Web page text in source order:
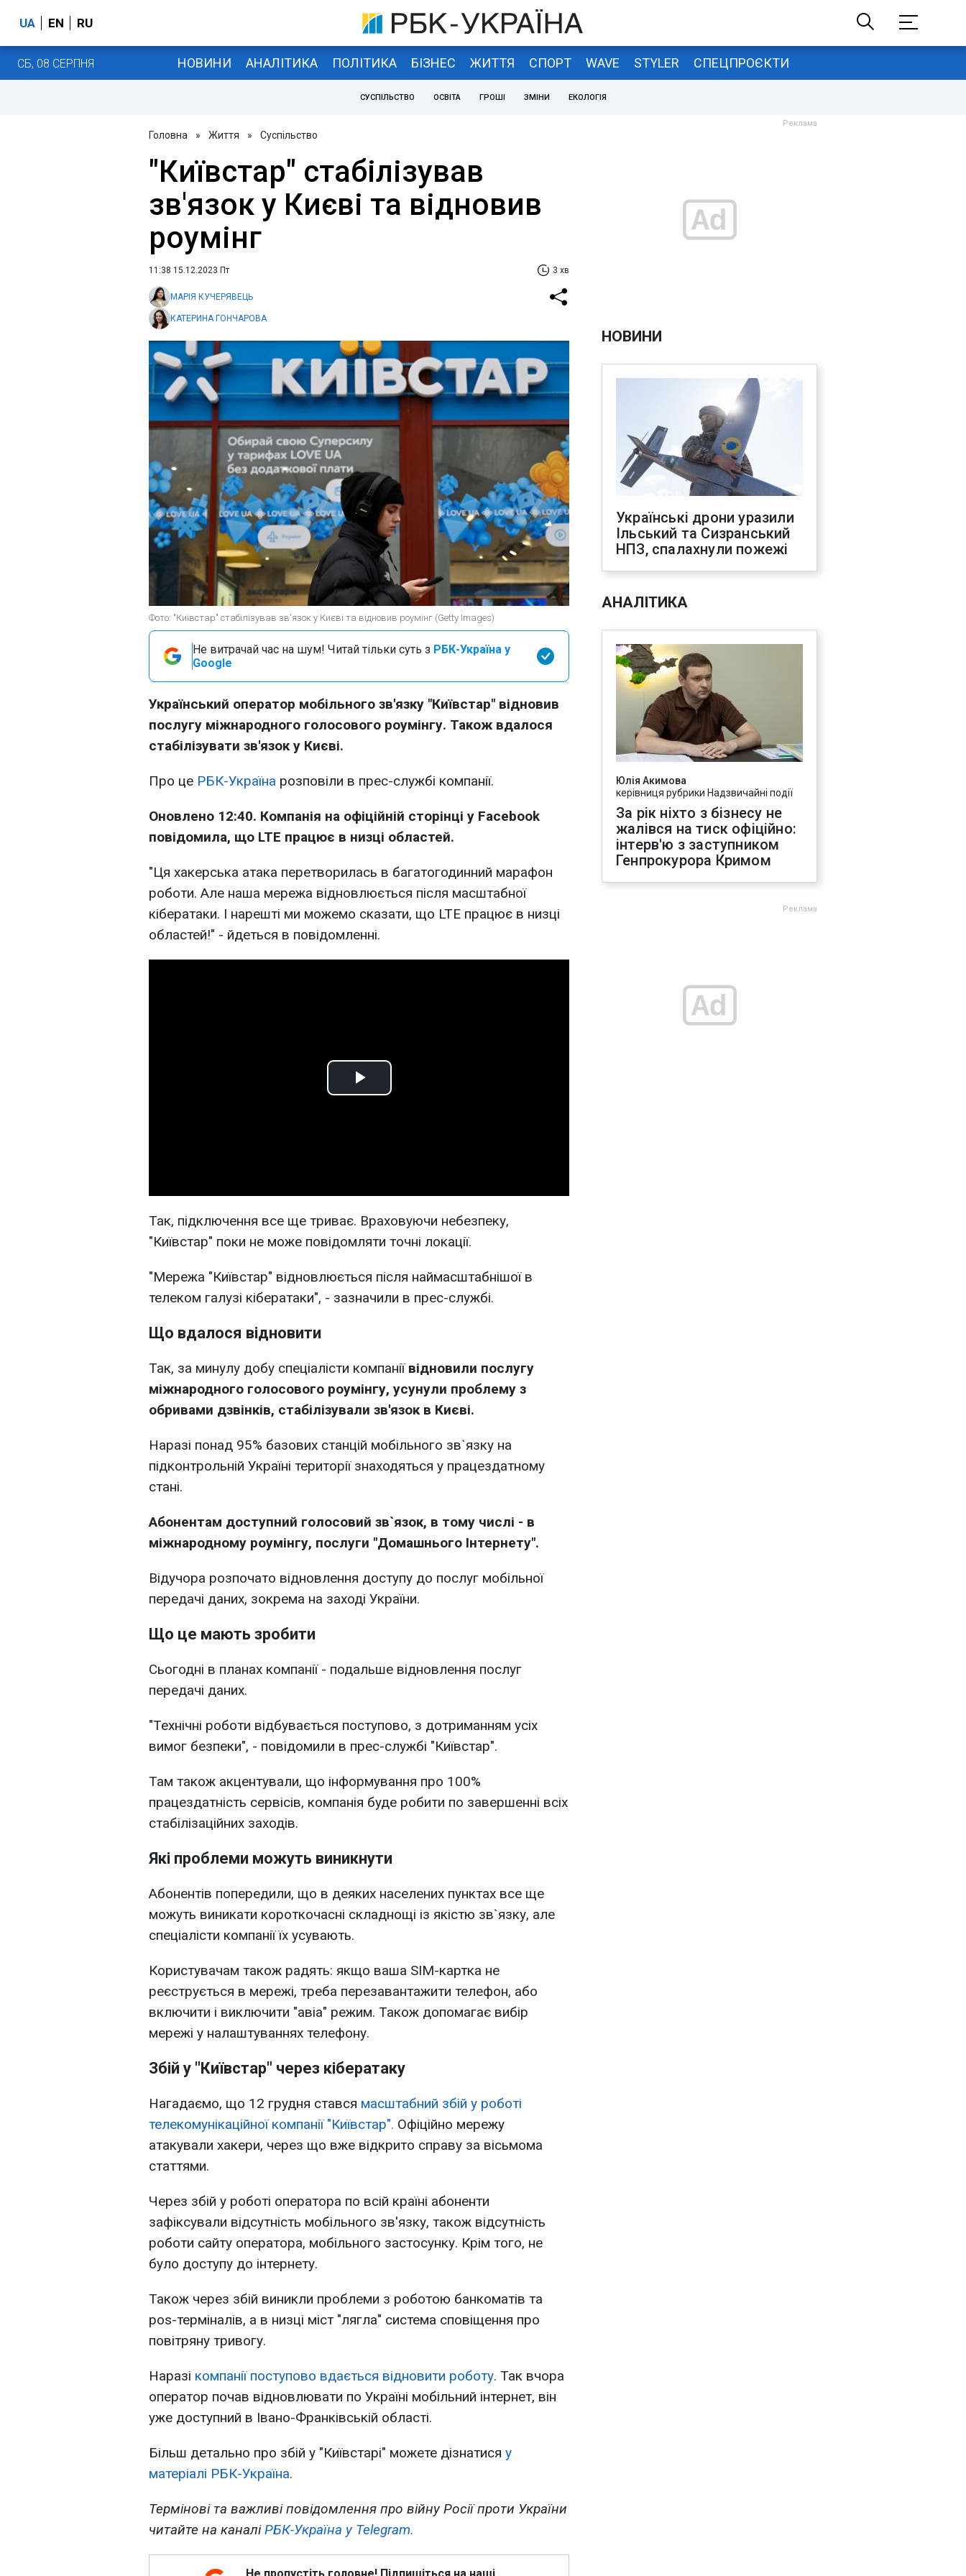
UA EN RU
СБ, 08 СЕРПНЯ НОВИНИ АНАЛІТИКА ПОЛІТИКА БІЗНЕС ЖИТТЯ СПОРТ WAVE STYLER СПЕЦПРОЄКТИ
СУСПІЛЬСТВО ОСВІТА ГРОШІ ЗМІНИ ЕКОЛОГІЯ
Головна » Життя » Суспільство
"Київстар" стабілізував
зв'язок у Києві та відновив
роумінг
11:38 15.12.2023 Пт 3 хв
МАРІЯ КУЧЕРЯВЕЦЬ
КАТЕРИНА ГОНЧАРОВА
Фото: "Київстар" стабілізував зв'язок у Києві та відновив роумінг (Getty Images)
Не витрачай час на шум! Читай тільки суть з РБК-Україна у
Google
Український оператор мобільного зв'язку "Київстар" відновив
послугу міжнародного голосового роумінгу. Також вдалося
стабілізувати зв'язок у Києві.
Про це РБК-Україна розповіли в прес-службі компанії.
Оновлено 12:40. Компанія на офіційній сторінці у Facebook
повідомила, що LTE працює в низці областей.
"Ця хакерська атака перетворилась в багатогодинний марафон
роботи. Але наша мережа відновлюється після масштабної
кібератаки. І нарешті ми можемо сказати, що LTE працює в низці
областей!" - йдеться в повідомленні.
Play
Так, підключення все ще триває. Враховуючи небезпеку,
"Київстар" поки не може повідомляти точні локації.
"Мережа "Київстар" відновлюється після наймасштабнішої в
телеком галузі кібератаки", - зазначили в прес-службі.
Що вдалося відновити
Так, за минулу добу спеціалісти компанії відновили послугу
міжнародного голосового роумінгу, усунули проблему з
обривами дзвінків, стабілізували зв'язок в Києві.
Наразі понад 95% базових станцій мобільного зв`язку на
підконтрольній Україні території знаходяться у працездатному
стані.
Абонентам доступний голосовий зв`язок, в тому числі - в
міжнародному роумінгу, послуги "Домашнього Інтернету".
Відучора розпочато відновлення доступу до послуг мобільної
передачі даних, зокрема на заході України.
Що це мають зробити
Сьогодні в планах компанії - подальше відновлення послуг
передачі даних.
"Технічні роботи відбувається поступово, з дотриманням усіх
вимог безпеки", - повідомили в прес-службі "Київстар".
Там також акцентували, що інформування про 100%
працездатність сервісів, компанія буде робити по завершенні всіх
стабілізаційних заходів.
Які проблеми можуть виникнути
Абонентів попередили, що в деяких населених пунктах все ще
можуть виникати короткочасні складнощі із якістю зв`язку, але
спеціалісти компанії їх усувають.
Користувачам також радять: якщо ваша SIM-картка не
реєструється в мережі, треба перезавантажити телефон, або
включити і виключити "авіа" режим. Також допомагає вибір
мережі у налаштуваннях телефону.
Збій у "Київстар" через кібератаку
Нагадаємо, що 12 грудня стався масштабний збій у роботі
телекомунікаційної компанії "Київстар". Офіційно мережу
атакували хакери, через що вже відкрито справу за вісьмома
статтями.
Через збій у роботі оператора по всій країні абоненти
зафіксували відсутність мобільного зв'язку, також відсутність
роботи сайту оператора, мобільного застосунку. Крім того, не
було доступу до інтернету.
Також через збій виникли проблеми з роботою банкоматів та
pos-терміналів, а в низці міст "лягла" система сповіщення про
повітряну тривогу.
Наразі компанії поступово вдається відновити роботу. Так вчора
оператор почав відновлювати по Україні мобільний інтернет, він
уже доступний в Івано-Франківській області.
Більш детально про збій у "Київстарі" можете дізнатися у
матеріалі РБК-Україна.
Термінові та важливі повідомлення про війну Росії проти України
читайте на каналі РБК-Україна у Telegram.
НОВИНИ
Українські дрони уразили
Ільський та Сизранський
НПЗ, спалахнули пожежі
АНАЛІТИКА
Юлія Акимова
керівниця рубрики Надзвичайні події
За рік ніхто з бізнесу не
жалівся на тиск офіційно:
інтерв'ю з заступником
Генпрокурора Кримом